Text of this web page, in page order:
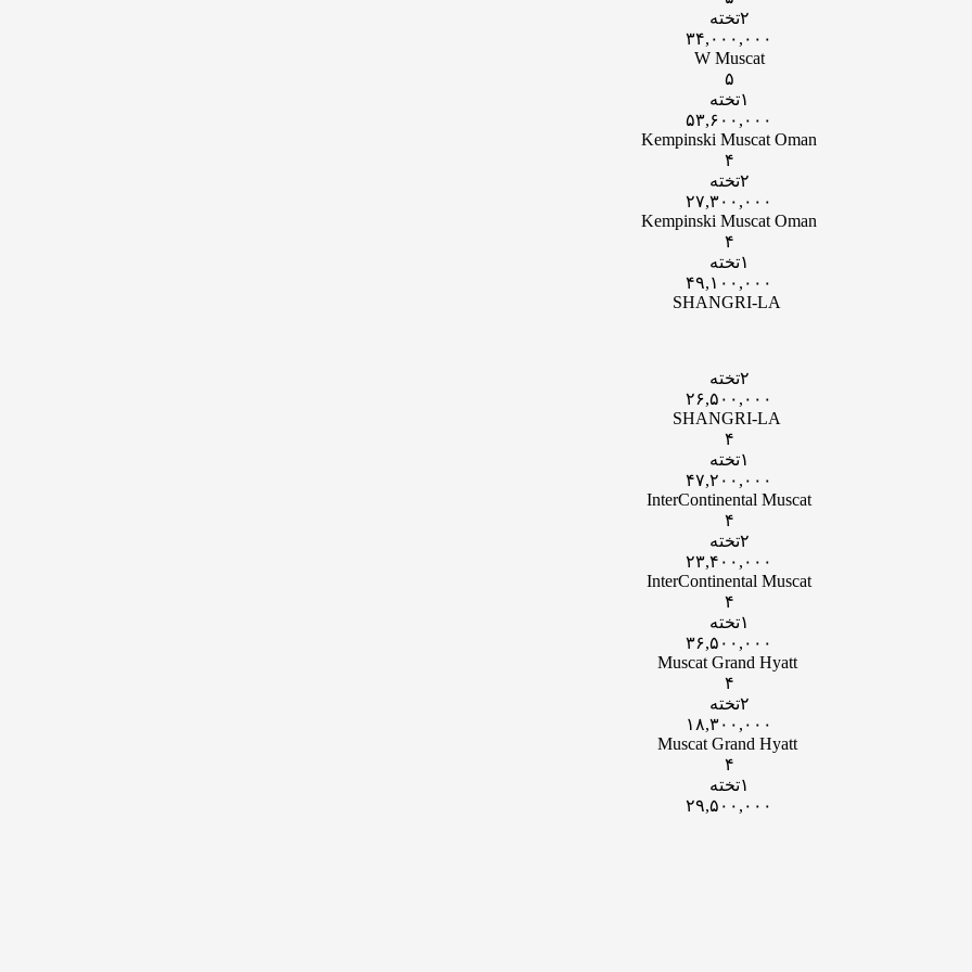
۲تخته
۳۴,۰۰۰,۰۰۰
W Muscat
۵
۱تخته
۵۳,۶۰۰,۰۰۰
Kempinski Muscat Oman
۴
۲تخته
۲۷,۳۰۰,۰۰۰
Kempinski Muscat Oman
۴
۱تخته
۴۹,۱۰۰,۰۰۰
۲تخته
۲۶,۵۰۰,۰۰۰
۴
۱تخته
۴۷,۲۰۰,۰۰۰
InterContinental Muscat
۴
۲تخته
۲۳,۴۰۰,۰۰۰
InterContinental Muscat
۴
۱تخته
۳۶,۵۰۰,۰۰۰
Muscat Grand Hyatt
۴
۲تخته
۱۸,۳۰۰,۰۰۰
Muscat Grand Hyatt
۴
۱تخته
۲۹,۵۰۰,۰۰۰